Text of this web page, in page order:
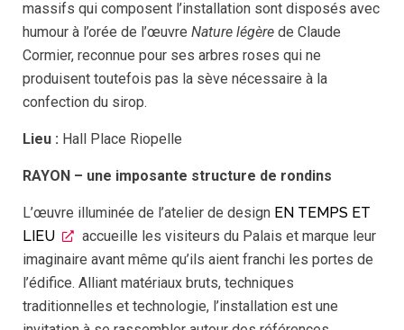
massifs qui composent l’installation sont disposés avec
humour à l’orée de l’œuvre Nature légère de Claude
Cormier, reconnue pour ses arbres roses qui ne
produisent toutefois pas la sève nécessaire à la
confection du sirop.
Lieu : Hall Place Riopelle
RAYON – une imposante structure de rondins
L’œuvre illuminée de l’atelier de design EN TEMPS ET
LIEU
accueille les visiteurs du Palais et marque leur
imaginaire avant même qu’ils aient franchi les portes de
l’édifice. Alliant matériaux bruts, techniques
traditionnelles et technologie, l’installation est une